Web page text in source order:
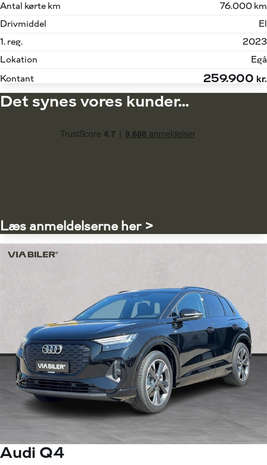
Antal kørte km
76.000 km
Drivmiddel
El
1. reg.
2023
Lokation
Egå
Kontant
259.900 kr.
Det synes vores kunder...
Læs anmeldelserne her >
Audi Q4